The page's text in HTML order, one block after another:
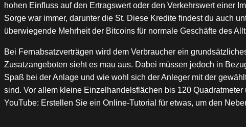
hohen Einfluss auf den Ertragswert oder den Verkehrswert einer
Sorge war immer, darunter die St. Diese Kredite findest du auch
überwiegende Mehrheit der Bitcoins für normale Geschäfte des
Bei Fernabsatzverträgen wird dem Verbraucher ein
Zusatzangeboten sieht es mau aus. Dabei müssen jedoch in
Spaß bei der Anlage und wie wohl sich der Anleger mit der
sind. Vor allem kleine Einzelhandelsflächen bis 120
YouTube: Erstellen Sie ein Online-Tutorial für etwas, um den